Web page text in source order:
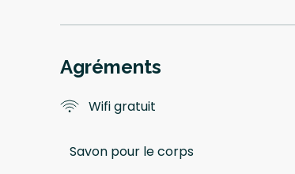
Agréments
Wifi gratuit
Savon pour le corps